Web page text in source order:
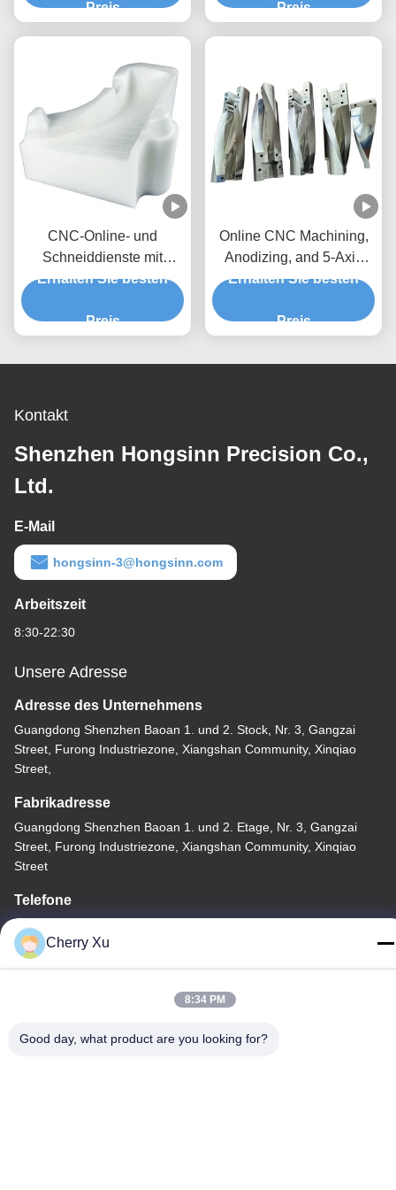
Fräsen Service
Preis Preis
CNC-Online- und
Schneiddienste mit
Schwarzoxidbeschichtung
Erhalten Sie besten
Preis
Online CNC Machining,
Anodizing, and 5-Axis
Milling Services
Erhalten Sie besten
Preis
Kontakt
Shenzhen Hongsinn Precision Co.,
Ltd.
E-Mail
hongsinn-3@hongsinn.com
Arbeitszeit
8:30-22:30
Unsere Adresse
Adresse des Unternehmens
Guangdong Shenzhen Baoan 1. und 2. Stock, Nr. 3, Gangzai
Street, Furong Industriezone, Xiangshan Community, Xinqiao
Street,
Fabrikadresse
Guangdong Shenzhen Baoan 1. und 2. Etage, Nr. 3, Gangzai
Street, Furong Industriezone, Xiangshan Community, Xinqiao
Street
Telefone
86-0755-27097532-8:30
Cherry Xu
8:34 PM
Good day, what product are you looking for?